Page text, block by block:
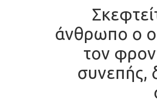
άνθρωπο ο
τον
συνεπής,